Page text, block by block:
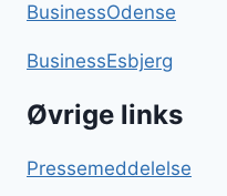
BusinessOdense
BusinessEsbjerg
Øvrige links
Pressemeddelelse